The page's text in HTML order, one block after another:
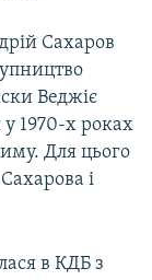
Сахаров
Веджіє
у 1970-х роках
Для цього
і
в КДБ з